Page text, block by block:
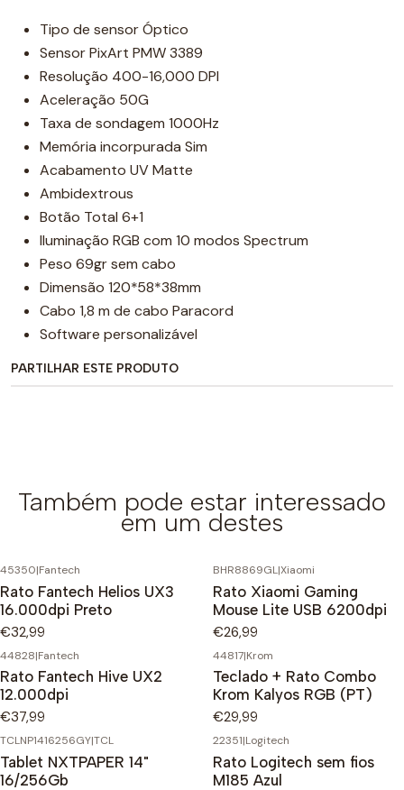
Tipo de sensor Óptico
Sensor PixArt PMW 3389
Resolução 400-16,000 DPI
Aceleração 50G
Taxa de sondagem 1000Hz
Memória incorpurada Sim
Acabamento UV Matte
Ambidextrous
Botão Total 6+1
Iluminação RGB com 10 modos Spectrum
Peso 69gr sem cabo
Dimensão 120*58*38mm
Cabo 1,8 m de cabo Paracord
Software personalizável
PARTILHAR ESTE PRODUTO
Também pode estar interessado
em um destes
45350|Fantech
Rato Fantech Helios UX3
16.000dpi Preto
€32,99
BHR8869GL|Xiaomi
Rato Xiaomi Gaming
Mouse Lite USB 6200dpi
€26,99
44828|Fantech
Rato Fantech Hive UX2
12.000dpi
€37,99
44817|Krom
Teclado + Rato Combo
Krom Kalyos RGB (PT)
€29,99
TCLNP1416256GY|TCL
Tablet NXTPAPER 14"
16/256Gb
22351|Logitech
Rato Logitech sem fios
M185 Azul